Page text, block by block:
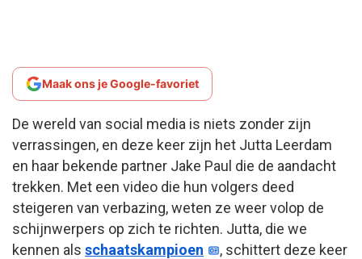
Maak ons je Google-favoriet
De wereld van social media is niets zonder zijn
verrassingen, en deze keer zijn het Jutta Leerdam
en haar bekende partner Jake Paul die de aandacht
trekken. Met een video die hun volgers deed
steigeren van verbazing, weten ze weer volop de
schijnwerpers op zich te richten. Jutta, die we
kennen als schaatskampioen
, schittert deze keer